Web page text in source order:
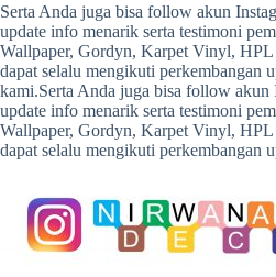
Serta Anda juga bisa follow akun
update info menarik serta testimoni
Wallpaper, Gordyn, Karpet Vinyl, HPL
dapat selalu mengikuti perkembangan
kami.Serta Anda juga bisa follow akun
update info menarik serta testimoni
Wallpaper, Gordyn, Karpet Vinyl, HPL
dapat selalu mengikuti perkembangan